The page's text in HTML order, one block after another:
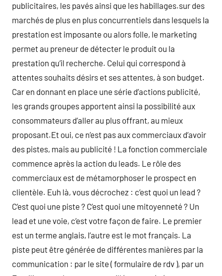
publicitaires, les pavés ainsi que les habillages.sur des
marchés de plus en plus concurrentiels dans lesquels la
prestation est imposante ou alors folle, le marketing
permet au preneur de détecter le produit ou la
prestation qu’il recherche. Celui qui correspond à
attentes souhaits désirs et ses attentes, à son budget.
Car en donnant en place une série d’actions publicité,
les grands groupes apportent ainsi la possibilité aux
consommateurs d’aller au plus offrant, au mieux
proposant.Et oui, ce n’est pas aux commerciaux d’avoir
des pistes, mais au publicité ! La fonction commerciale
commence après la action du leads. Le rôle des
commerciaux est de métamorphoser le prospect en
clientèle. Euh là, vous décrochez : c’est quoi un lead ?
C’est quoi une piste ? C’est quoi une mitoyenneté ? Un
lead et une voie, c’est votre façon de faire. Le premier
est un terme anglais, l’autre est le mot français. La
piste peut être générée de différentes manières par la
communication : par le site ( formulaire de rdv ), par un